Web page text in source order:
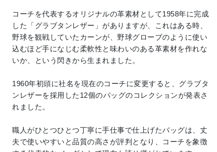
コーチを代表するオリジナルの革素材として1958年に完成
した「グラブタンレザー」がありますが、これはある時、
野球を観戦していたカーンが、野球グローブのように使い
込むほど手になじむ柔軟性と味わいのある革素材を作れな
いか、という閃きから生まれました。
1960年初頭に社名を現在のコーチに変更すると、グラブタ
ンレザーを採用した12個のバッグのコレクションが発表さ
れました。
職人がひとつひとつ丁寧に手仕事で仕上げたバッグは、丈
夫で使いやすいと品質の高さが評判となり、コーチを象徴